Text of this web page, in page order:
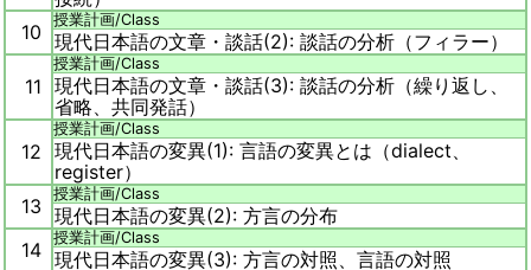
10
授業計画/Class
現代日本語の文章・談話(2): 談話の分析（フィラー）
11
授業計画/Class
現代日本語の文章・談話(3): 談話の分析（繰り返し、
省略、共同発話）
12
授業計画/Class
現代日本語の変異(1): 言語の変異とは（dialect、
register）
13
授業計画/Class
現代日本語の変異(2): 方言の分布
14
授業計画/Class
現代日本語の変異(3): 方言の対照、言語の対照